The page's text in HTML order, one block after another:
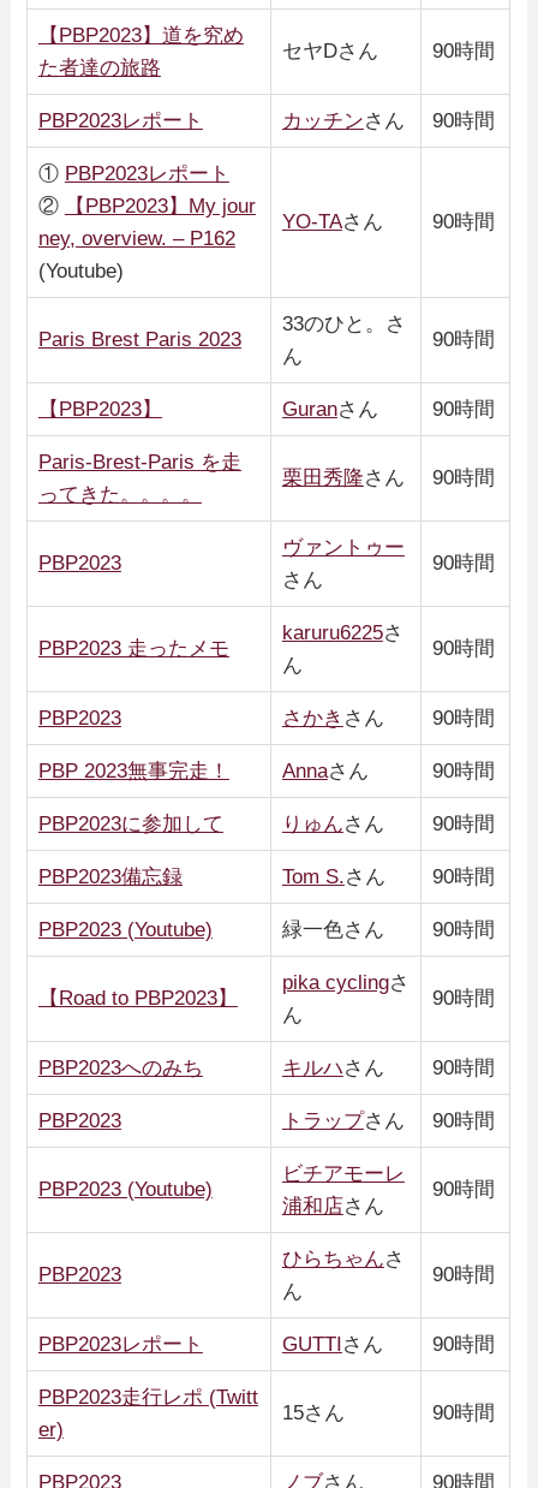
【PBP2023】道を究め
た者達の旅路
セヤDさん 90時間
PBP2023レポート カッチンさん 90時間
① PBP2023レポート
②
【PBP2023】My jour
ney, overview. – P162
(Youtube)
YO-TAさん 90時間
Paris Brest Paris 2023
33のひと。さ
ん
90時間
【PBP2023】 Guranさん 90時間
Paris-Brest-Paris を走
ってきた。。。。
栗田秀隆さん 90時間
PBP2023
ヴァントゥー
さん
90時間
PBP2023 走ったメモ
karuru6225‬さ
ん
90時間
PBP2023 さかき さん 90時間
PBP 2023無事完走！ Annaさん 90時間
PBP2023に参加して りゅんさん 90時間
PBP2023備忘録 Tom S.さん 90時間
PBP2023 (Youtube) 緑一色さん 90時間
【Road to PBP2023】
pika cyclingさ
ん
90時間
PBP2023へのみち キルハさん 90時間
PBP2023 トラップさん 90時間
PBP2023 (Youtube)
ビチアモーレ
浦和店さん
90時間
PBP2023
ひらちゃんさ
ん
90時間
PBP2023レポート GUTTIさん 90時間
PBP2023走行レポ (Twitt
er)
15さん 90時間
PBP2023 ノブさん 90時間